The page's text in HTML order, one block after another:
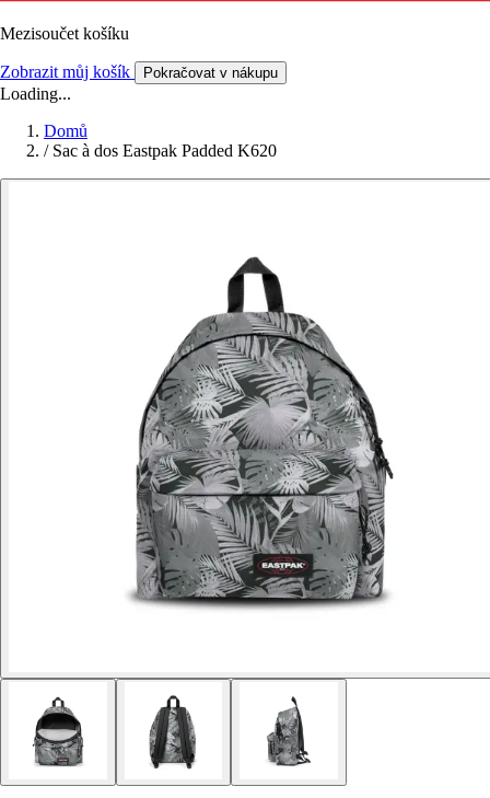
Mezisoučet košíku
Zobrazit můj košík Pokračovat v nákupu
Loading...
Domů
/ Sac à dos Eastpak Padded K620